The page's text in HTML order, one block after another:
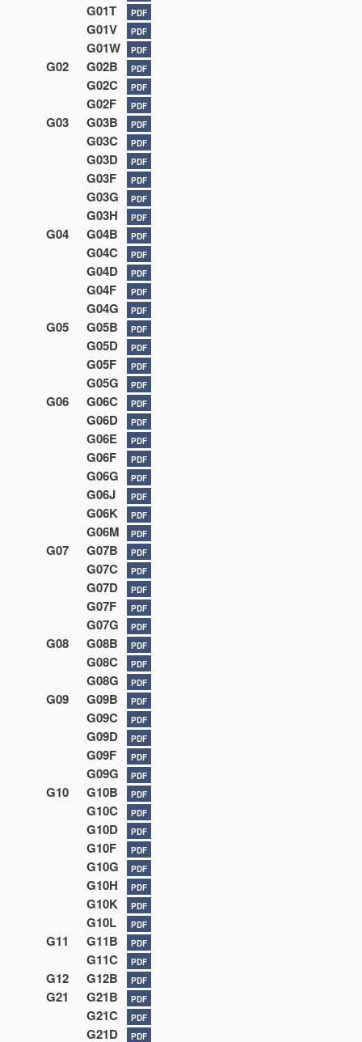
G01T PDF
G01V PDF
G01W PDF
G02 G02B PDF
G02C PDF
G02F PDF
G03 G03B PDF
G03C PDF
G03D PDF
G03F PDF
G03G PDF
G03H PDF
G04 G04B PDF
G04C PDF
G04D PDF
G04F PDF
G04G PDF
G05 G05B PDF
G05D PDF
G05F PDF
G05G PDF
G06 G06C PDF
G06D PDF
G06E PDF
G06F PDF
G06G PDF
G06J PDF
G06K PDF
G06M PDF
G07 G07B PDF
G07C PDF
G07D PDF
G07F PDF
G07G PDF
G08 G08B PDF
G08C PDF
G08G PDF
G09 G09B PDF
G09C PDF
G09D PDF
G09F PDF
G09G PDF
G10 G10B PDF
G10C PDF
G10D PDF
G10F PDF
G10G PDF
G10H PDF
G10K PDF
G10L PDF
G11 G11B PDF
G11C PDF
G12 G12B PDF
G21 G21B PDF
G21C PDF
G21D PDF